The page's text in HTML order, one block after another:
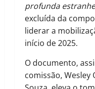
profunda
excluída da
liderar a
início de 2025.
O documento,
comissão, Wesley